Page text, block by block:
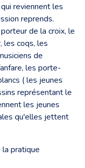
reviennent les
reprends.
de la croix, le
les coqs, les
de
les porte-
( les jeunes
représentant le
les jeunes
qu'elles jettent
pratique